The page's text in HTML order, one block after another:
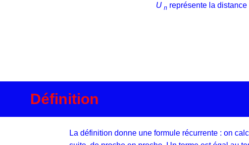
U n représente la
Définition
La définition donne une formule récurrente : on